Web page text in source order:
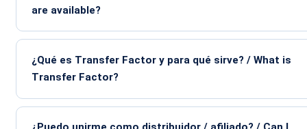
are available?
¿Qué es Transfer Factor y para qué sirve? / What is
Transfer Factor?